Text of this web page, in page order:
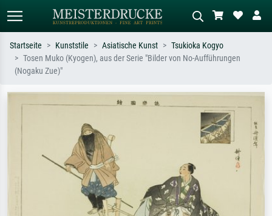
Standardsuche
Hokusai, Akt.
Wiese, Abstrakt mit viel Rot, Dunkles
Ölgemälde, Stehender Akt neben einem
Baum.
Startseite Kunststile Asiatische Kunst
Tsukioka Kogyo
Tosen Muko (Kyogen), aus der Serie "Bilder von No-Aufführungen
(Nogaku Zue)"